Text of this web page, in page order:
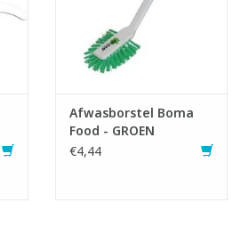
Afwasborstel Boma
Food - GROEN
€4,44